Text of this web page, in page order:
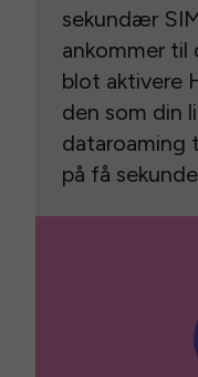
sekundær
ankommer til
blot aktivere
den som din
dataroaming
på få